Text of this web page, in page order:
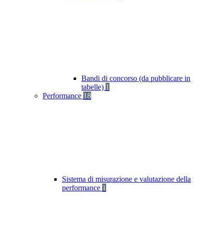
Bandi di concorso (da pubblicare in
tabelle) 1
Performance 18
Sistema di misurazione e valutazione della
performance 1